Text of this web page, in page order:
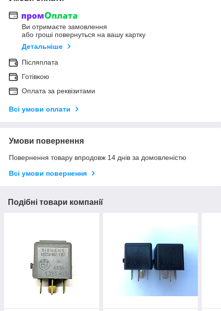
Ви отримаєте замовлення
або гроші повернуться на вашу картку
Детальніше
Післяплата
Готівкою
Оплата за реквізитами
Всі умови оплати
Умови повернення
Повернення товару впродовж 14 днів за домовленістю
Всі умови повернення
Подібні товари компанії